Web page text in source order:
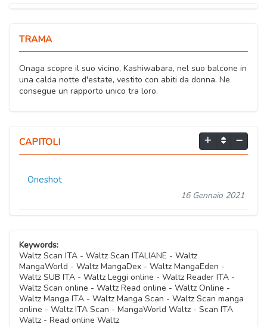
TRAMA
Onaga scopre il suo vicino, Kashiwabara, nel suo balcone in
una calda notte d'estate, vestito con abiti da donna. Ne
consegue un rapporto unico tra loro.
CAPITOLI
Oneshot
16 Gennaio 2021
Keywords:
Waltz Scan ITA - Waltz Scan ITALIANE - Waltz
MangaWorld - Waltz MangaDex - Waltz MangaEden -
Waltz SUB ITA - Waltz Leggi online - Waltz Reader ITA -
Waltz Scan online - Waltz Read online - Waltz Online -
Waltz Manga ITA - Waltz Manga Scan - Waltz Scan manga
online - Waltz ITA Scan - MangaWorld Waltz - Scan ITA
Waltz - Read online Waltz